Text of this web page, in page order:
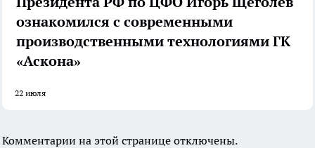
ознакомился с современными
производственными технологиями ГК
«Аскона»
22 июля
Комментарии на этой странице отключены.